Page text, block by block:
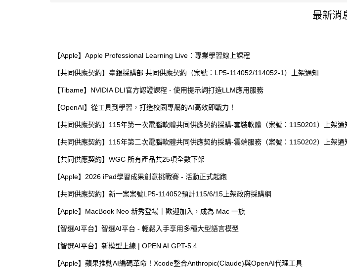
最新消
【Apple】Apple Professional Learning Live：專業學習線上課程
【共同供應契約】臺銀採購部 共同供應契約（案號：LP5-114052/114052-1）上架通知
【Tibame】NVIDIA DLI官方認證課程 - 使用提示詞打造LLM應用服務
【OpenAI】從工具到學習，打造校園專屬的AI高效即戰力！
【共同供應契約】115年第一次電腦軟體共同供應契約採購-套裝軟體（案號：1150201）上架通
【共同供應契約】115年第二次電腦軟體共同供應契約採購-雲端服務（案號：1150202）上架通
【共同供應契約】WGC 所有產品共25項全數下架
【Apple】2026 iPad學習成果創意挑戰賽 - 活動正式起跑
【共同供應契約】新一案案號LP5-114052預計115/6/15上架政府採購網
【Apple】MacBook Neo 新秀登場｜歡迎加入，成為 Mac 一族
【智選AI平台】智選AI平台 - 輕鬆入手享用多種大型語言模型
【智選AI平台】新模型上線 | OPEN AI GPT-5.4
【Apple】蘋果推動AI編碼革命！Xcode整合Anthropic(Claude)與OpenAI代理工具